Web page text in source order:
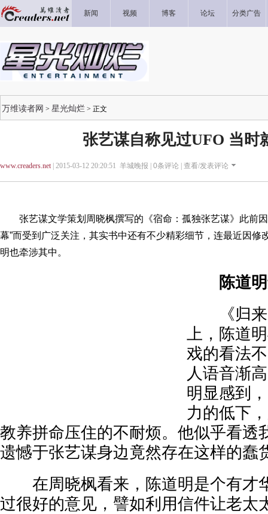
新闻 视频 博客 论坛 分类广告
万维读者网 > 星光灿烂 > 正文
张艺谋自称见过UFO 当时
www.creaders.net| 2015-03-12 20:20:51 羊城晚报 | 0条评论 | 查看/发表评论
张艺谋文学策划周晓枫撰写的《宿命：孤独张艺谋》此前因
幕”而受到广泛关注，其实书中还有不少精彩细节，连最近因修
明也牵涉其中。
陈道
《归来
上，陈道
戏的看法
人语音渐
明显感到
力的低下
教养拼命压住的不耐烦。他似乎看透
遗憾于张艺谋身边竟然存在这样的蠢
在周晓枫看来，陈道明是个有才
过很好的意见，譬如利用信件让老太